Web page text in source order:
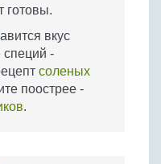
готовы.
вкус
-
соленых
поострее -
.